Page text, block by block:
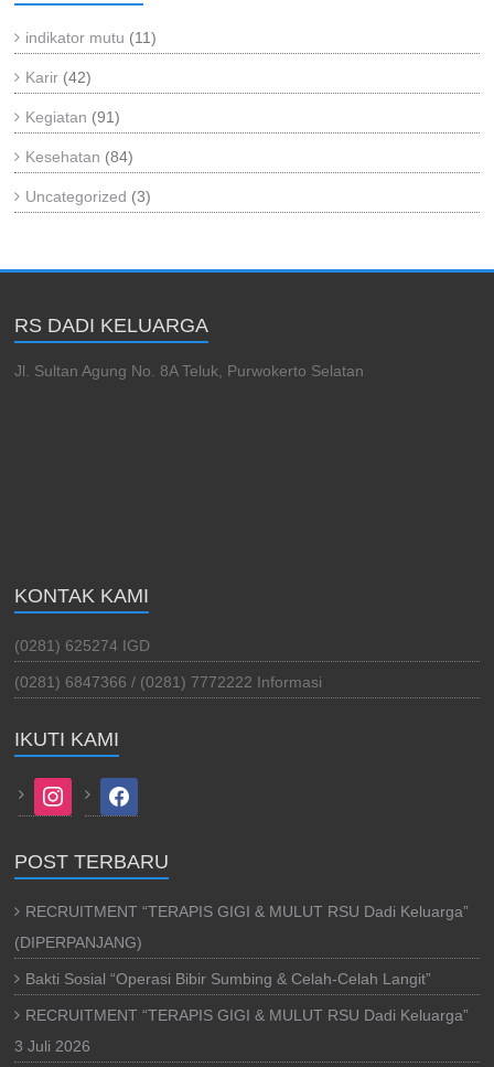
indikator mutu (11)
Karir (42)
Kegiatan (91)
Kesehatan (84)
Uncategorized (3)
RS DADI KELUARGA
Jl. Sultan Agung No. 8A Teluk, Purwokerto Selatan
KONTAK KAMI
(0281) 625274 IGD
(0281) 6847366 / (0281) 7772222 Informasi
IKUTI KAMI
instagram facebook
POST TERBARU
RECRUITMENT “TERAPIS GIGI & MULUT RSU Dadi Keluarga”
(DIPERPANJANG)
Bakti Sosial “Operasi Bibir Sumbing & Celah-Celah Langit”
RECRUITMENT “TERAPIS GIGI & MULUT RSU Dadi Keluarga”
3 Juli 2026